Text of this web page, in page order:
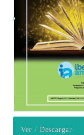
Ver / Descargar